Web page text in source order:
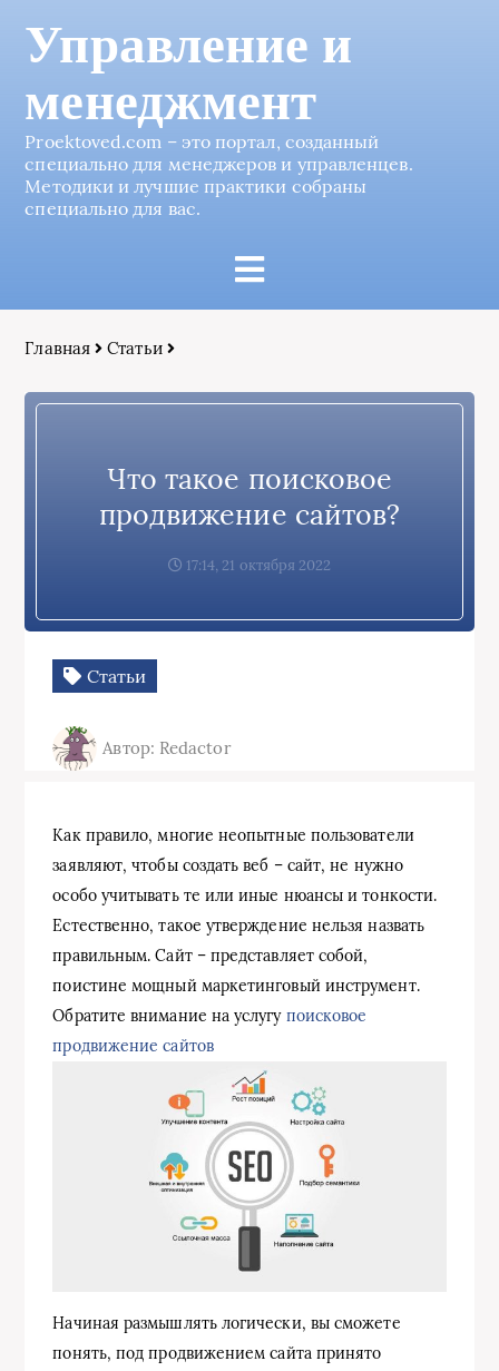
Управление и
менеджмент
Proektoved.com – это портал, созданный
специально для менеджеров и управленцев.
Методики и лучшие практики собраны
специально для вас.
Главная Статьи
Что такое поисковое
продвижение сайтов?
17:14, 21 октября 2022
Статьи
Автор: Redactor
Как правило, многие неопытные пользователи
заявляют, чтобы создать веб – сайт, не нужно
особо учитывать те или иные нюансы и тонкости.
Естественно, такое утверждение нельзя назвать
правильным. Сайт – представляет собой,
поистине мощный маркетинговый инструмент.
Обратите внимание на услугу поисковое
продвижение сайтов
Начиная размышлять логически, вы сможете
понять, под продвижением сайта принято